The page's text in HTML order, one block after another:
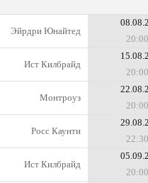
Эйрдри Юнайтед
20:00
Ист Килбрайд
20:00
Монтроуз
20:00
Росс Каунти
22:30
Ист Килбрайд
20:00